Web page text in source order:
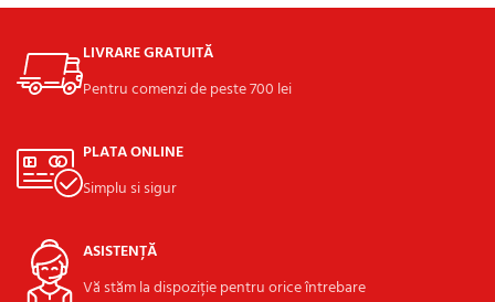
LIVRARE GRATUITĂ
Pentru comenzi de peste 700 lei
PLATA ONLINE
Simplu si sigur
ASISTENȚĂ
Vă stăm la dispoziție pentru orice întrebare